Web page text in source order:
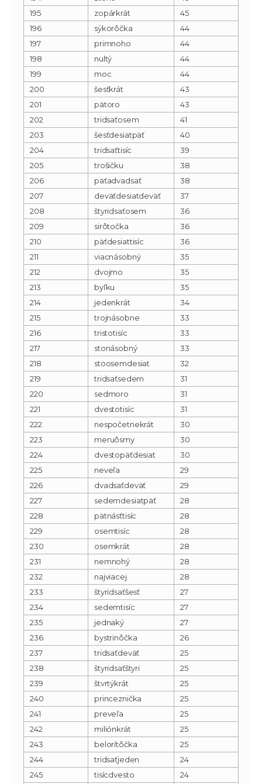
195
zopárkrát
45
196
sýkorôčka
44
197
primnoho
44
198
nultý
44
199
moc
44
200
šesťkrát
43
201
pätoro
43
202
tridsaťosem
41
203
šesťdesiatpäť
40
204
tridsaťtisíc
39
205
trošičku
38
206
päťadvadsať
38
207
deväťdesiatdeväť
37
208
štyridsaťosem
36
209
sirôtočka
36
210
päťdesiattisíc
36
211
viacnásobný
35
212
dvojmo
35
213
byľku
35
214
jedenkrát
34
215
trojnásobne
33
216
tristotisíc
33
217
stonásobný
33
218
stoosemdesiat
32
219
tridsaťsedem
31
220
sedmoro
31
221
dvestotisíc
31
222
nespočetnekrát
30
223
meruôsmy
30
224
dvestopäťdesiat
30
225
neveľa
29
226
dvadsaťdeväť
29
227
sedemdesiatpäť
28
228
pätnásťtisíc
28
229
osemtisíc
28
230
osemkrát
28
231
nemnohý
28
232
najviacej
28
233
štyridsaťšesť
27
234
sedemtisíc
27
235
jednaký
27
236
bystrinôčka
26
237
tridsaťdeväť
25
238
štyridsaťštyri
25
239
štvrtýkrát
25
240
princeznička
25
241
preveľa
25
242
miliónkrát
25
243
belorítôčka
25
244
tridsaťjeden
24
245
tisícdvesto
24